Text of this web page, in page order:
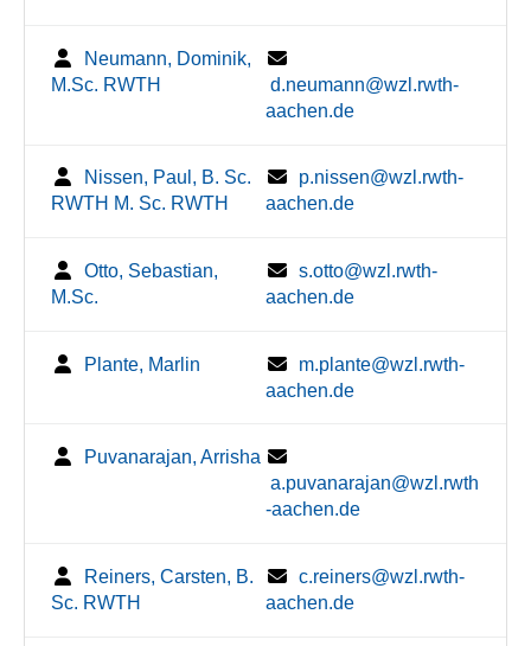
Neumann, Dominik,
M.Sc. RWTH
d.neumann@wzl.rwth-
aachen.de
Nissen, Paul, B. Sc.
RWTH M. Sc. RWTH
p.nissen@wzl.rwth-
aachen.de
Otto, Sebastian,
M.Sc.
s.otto@wzl.rwth-
aachen.de
Plante, Marlin
m.plante@wzl.rwth-
aachen.de
Puvanarajan, Arrisha
a.puvanarajan@wzl.rwth
-aachen.de
Reiners, Carsten, B.
Sc. RWTH
c.reiners@wzl.rwth-
aachen.de